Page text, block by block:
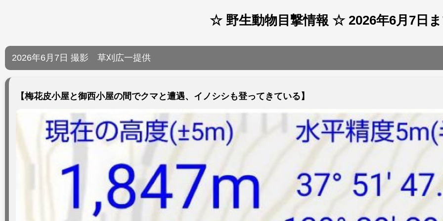
☆ 野生動物目撃情報 ☆ 2026年6月7日
2026年6月7日 撮影 草刈広一提供
【梅花皮小屋と御西小屋の間でクマと遭遇、イノシシも登ってきている】